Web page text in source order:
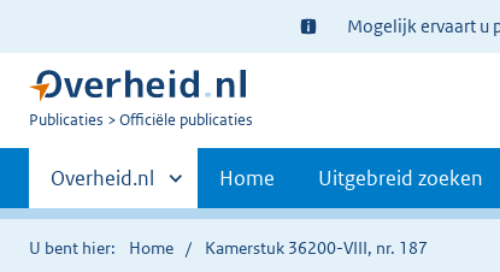
Ter
informatie:
Mogelijk ervaart u
U
Publicaties Officiële publicaties
Primaire
navigatie
Andere
sites
binnen
Overheid.nl Home Uitgebreid zoeken
U bent hier: Home Kamerstuk 36200-VIII, nr. 187